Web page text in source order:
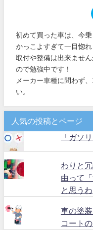
初めて買った車は、今
かっこよすぎて一目惚
取付や整備は出来ませ
ので勉強中です！
メーカー車種に問わず
い。
人気の投稿とページ
「ガソ
わりと
由って
と思うわ
車の塗
コート